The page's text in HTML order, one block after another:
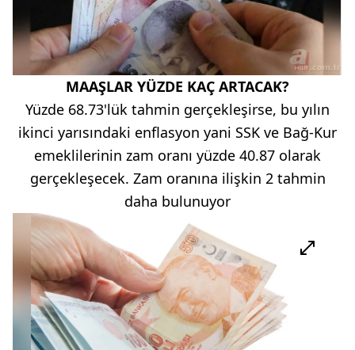
MAAŞLAR YÜZDE KAÇ ARTACAK?
Yüzde 68.73'lük tahmin gerçekleşirse, bu yılın
ikinci yarısındaki enflasyon yani SSK ve Bağ-Kur
emeklilerinin zam oranı yüzde 40.87 olarak
gerçekleşecek. Zam oranına ilişkin 2 tahmin
daha bulunuyor